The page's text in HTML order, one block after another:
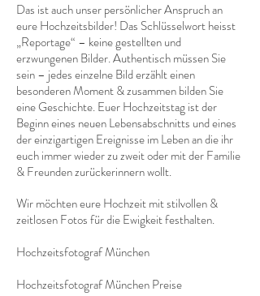
Das ist auch unser persönlicher Anspruch an
eure Hochzeitsbilder! Das Schlüsselwort heisst
„Reportage“ – keine gestellten und
erzwungenen Bilder. Authentisch müssen Sie
sein – jedes einzelne Bild erzählt einen
besonderen Moment & zusammen bilden Sie
eine Geschichte. Euer Hochzeitstag ist der
Beginn eines neuen Lebensabschnitts und eines
der einzigartigen Ereignisse im Leben an die ihr
euch immer wieder zu zweit oder mit der Familie
& Freunden zurückerinnern wollt.
Wir möchten eure Hochzeit mit stilvollen &
zeitlosen Fotos für die Ewigkeit festhalten.
Hochzeitsfotograf München
Hochzeitsfotograf München Preise